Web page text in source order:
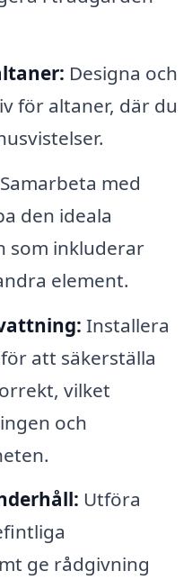
Designa och
för altaner, där du
Samarbeta med
den ideala
som inkluderar
element.
Installera
att säkerställa
vilket
och
Utföra
ge rådgivning